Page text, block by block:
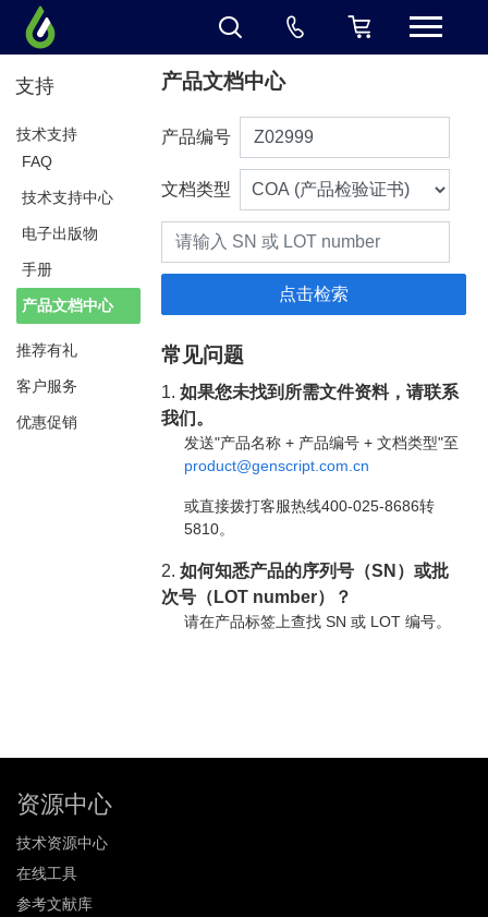
支持
技术支持
FAQ
技术支持中心
电子出版物
手册
产品文档中心
推荐有礼
客户服务
优惠促销
产品文档中心
产品编号
文档类型
常见问题
1.如果您未找到所需文件资料，请联系
我们。
发送"产品名称 + 产品编号 + 文档类型"至
product@genscript.com.cn
或直接拨打客服热线400-025-8686转
5810。
2.如何知悉产品的序列号（SN）或批
次号（LOT number）？
请在产品标签上查找 SN 或 LOT 编号。
资源中心
技术资源中心
在线工具
参考文献库